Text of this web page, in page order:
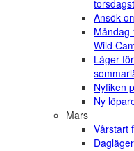
Ansök
Måndag
Wild
Läger
Nyfiken
Ny
Mars
Vårstart